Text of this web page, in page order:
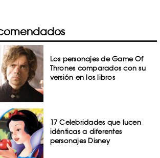
Los personajes de Game Of
Thrones comparados con su
versión en los libros
17 Celebridades que lucen
idénticas a diferentes
personajes Disney